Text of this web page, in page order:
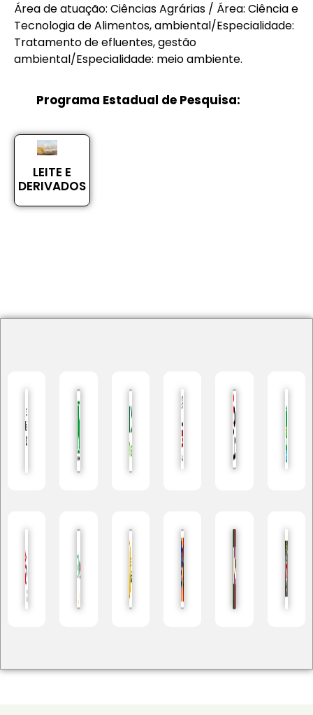
Área de atuação: Ciências Agrárias / Área: Ciência e
Tecnologia de Alimentos, ambiental/Especialidade:
Tratamento de efluentes, gestão
ambiental/Especialidade: meio ambiente.
Programa Estadual de Pesquisa:
LEITE E
DERIVADOS